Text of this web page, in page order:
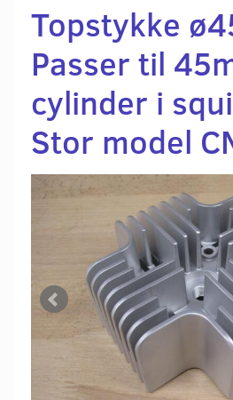
Topstykke
Passer til
cylinder i
Stor model